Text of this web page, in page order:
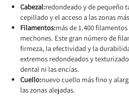
Cabezal:redondeado y de pequeño
cepillado y el acceso a las zonas
Filamentos:más de 1.400
mechones. Este gran número de
firmeza, la efectividad y la
extremos redondeados y
dental ni las encías.
Cuello:nuevo cuello más fino y
las zonas alejadas.